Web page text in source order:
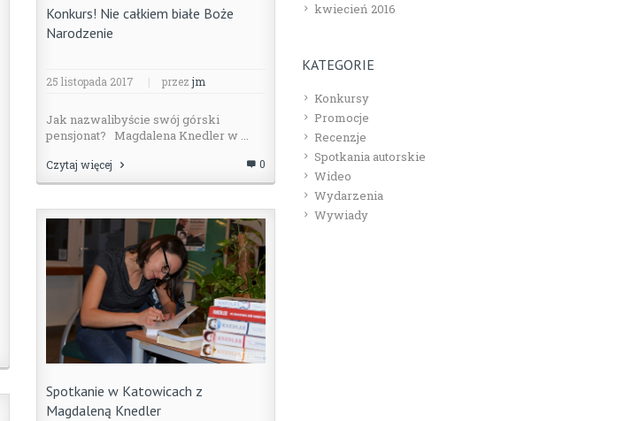
Konkurs! Nie całkiem białe Boże
Narodzenie
25 listopada 2017 | przez jm
Jak nazwalibyście swój górski
pensjonat? Magdalena Knedler w ...
Czytaj więcej 0
Spotkanie w Katowicach z
Magdaleną Knedler
kwiecień 2016
KATEGORIE
Konkursy
Promocje
Recenzje
Spotkania autorskie
Wideo
Wydarzenia
Wywiady